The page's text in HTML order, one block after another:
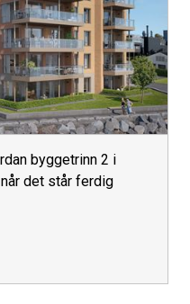
byggetrinn 2 i
det står ferdig